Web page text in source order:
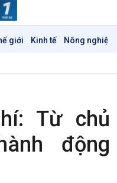
giới Kinh tế Nông nghiệp
Từ chủ
động